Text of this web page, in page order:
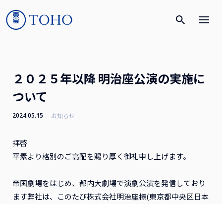
２０２５年以降 明治座公演の実施に
ついて
2024.05.15 お知らせ
拝啓
平素より格別のご高配を賜り厚く御礼申し上げます。
帝国劇場をはじめ、都内大劇場で演劇公演を発信しており
ます弊社は、このたび株式会社明治座様(東京都中央区日本